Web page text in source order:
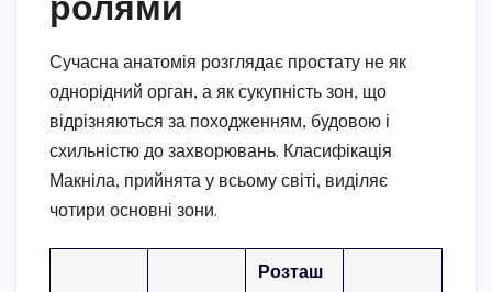
Сучасна анатомія розглядає простату не як
однорідний орган, а як сукупність зон, що
відрізняються за походженням, будовою і
схильністю до захворювань. Класифікація
Макніла, прийнята у всьому світі, виділяє
чотири основні зони.
Розташ